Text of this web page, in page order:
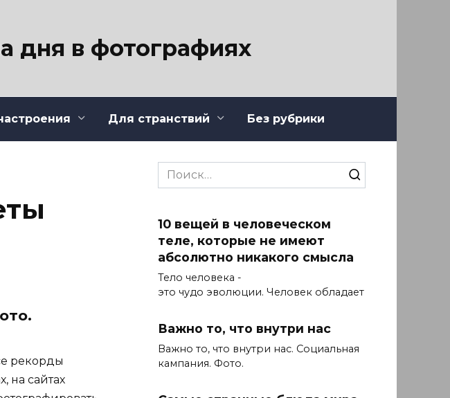
дня в фотографиях
Для странствий Без рубрики
рекорды
на сайтах
Search
for:
10 вещей в человеческом
теле, которые не имеют
абсолютно никакого смысла
Тело человека -
это чудо эволюции. Человек обладает
Важно то, что внутри нас
Важно то, что внутри нас. Социальная
кампания. Фото.